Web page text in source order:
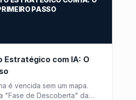
PASSO
Estratégico com IA: O
é vencida sem um mapa.
"Fase de Descoberta" da